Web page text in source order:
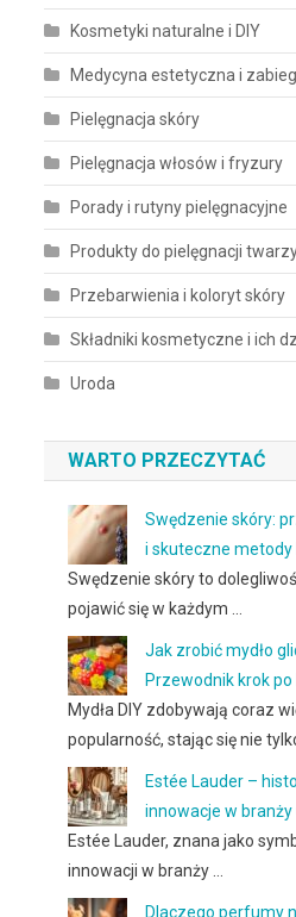
Kosmetyki naturalne i DIY
Medycyna estetyczna i
Pielęgnacja skóry
Pielęgnacja włosów i fryzury
Porady i rutyny pielęgnacyjne
Produkty do pielęgnacji twarzy
Przebarwienia i koloryt skóry
Składniki kosmetyczne i ich
Uroda
WARTO PRZECZYTAĆ
Swędzenie skóry:
i skuteczne metody
Swędzenie skóry to
pojawić się w każdym …
Jak zrobić mydło
Przewodnik krok po
Mydła DIY zdobywają coraz
popularność, stając się nie
Estée Lauder –
innowacje w branży
Estée Lauder, znana jako
innowacji w branży …
Dlaczego perfumy